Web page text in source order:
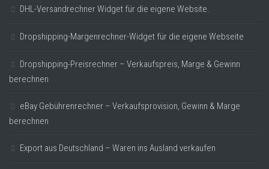
DHL-Versandrechner Widget für die eigene Website.
Dropshipping-Margenrechner-Widget für die eigene Webseite
Dropshipping-Preisrechner – Verkaufspreis, Marge & Gewinn
berechnen
eBay Gebührenrechner – Verkaufsprovision, Gewinn & Marge
berechnen
Export aus Deutschland – Waren ins Ausland verkaufen